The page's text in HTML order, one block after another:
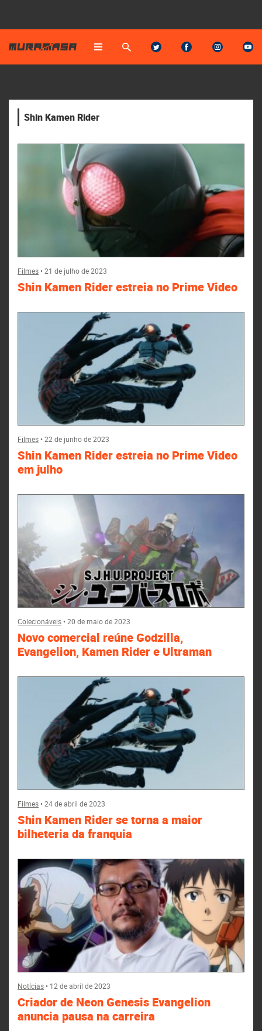
Shin Kamen Rider
Filmes•21 de julho de 2023
Shin Kamen Rider estreia no Prime Video
Filmes•22 de junho de 2023
Shin Kamen Rider estreia no Prime Video
em julho
Colecionáveis•20 de maio de 2023
Novo comercial reúne Godzilla,
Evangelion, Kamen Rider e Ultraman
Filmes•24 de abril de 2023
Shin Kamen Rider se torna a maior
bilheteria da franquia
Notícias• 12 de abril de 2023
Criador de Neon Genesis Evangelion
anuncia pausa na carreira